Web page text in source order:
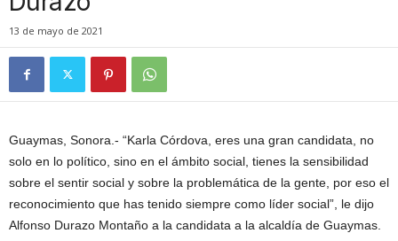
13 de mayo de 2021
Guaymas, Sonora.- “Karla Córdova, eres una gran candidata, no
solo en lo político, sino en el ámbito social, tienes la sensibilidad
sobre el sentir social y sobre la problemática de la gente, por eso el
reconocimiento que has tenido siempre como líder social”, le dijo
Alfonso Durazo Montaño a la candidata a la alcaldía de Guaymas.